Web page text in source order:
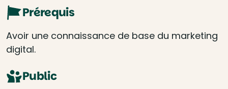
Prérequis
Avoir une connaissance de base du marketing
digital.
Public